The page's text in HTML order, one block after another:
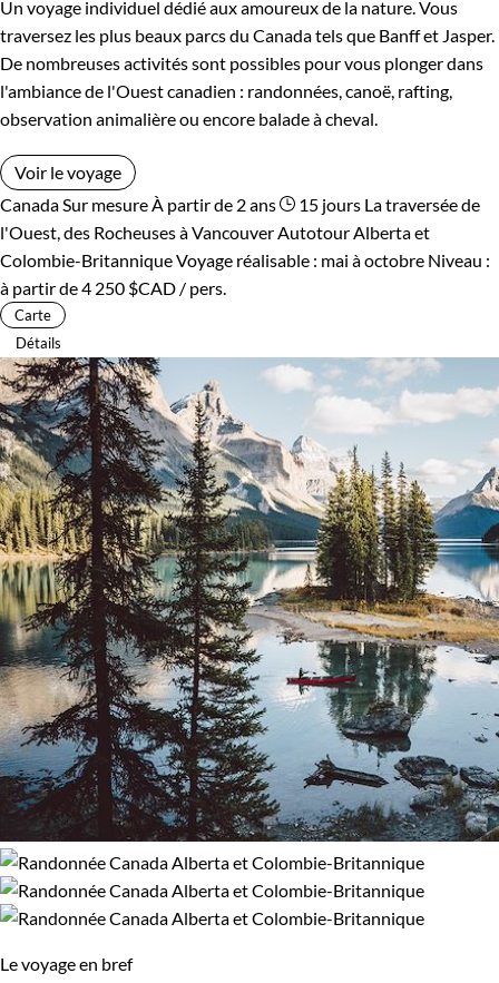
Un voyage individuel dédié aux amoureux de la nature. Vous
traversez les plus beaux parcs du Canada tels que Banff et Jasper.
De nombreuses activités sont possibles pour vous plonger dans
l'ambiance de l'Ouest canadien : randonnées, canoë, rafting,
observation animalière ou encore balade à cheval.
Voir le voyage
Canada Sur mesure À partir de 2 ans 15 jours La traversée de
l'Ouest, des Rocheuses à Vancouver Autotour Alberta et
Colombie-BritanniqueVoyage réalisable : mai à octobre Niveau :
à partir de4 250 $CAD / pers.
Carte
Détails
Le voyage en bref